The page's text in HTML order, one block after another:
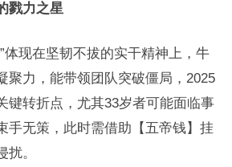
戮力之星
体现在坚韧不拔的实干精神上，牛
聚力，能带领团队突破僵局，2025
键转折点，尤其33岁者可能面临事
手无策，此时需借助【五帝钱】挂
。